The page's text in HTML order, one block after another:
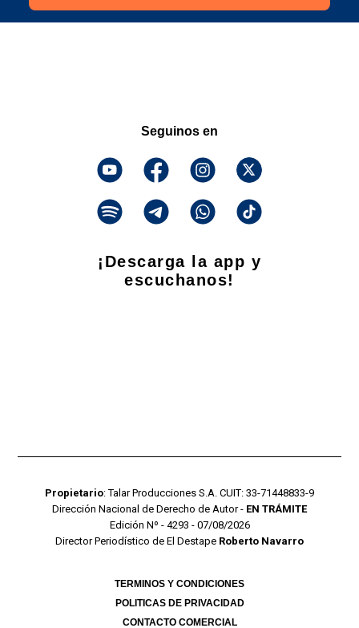
Seguinos en
¡Descarga la app y
escuchanos!
Propietario: Talar Producciones S.A. CUIT: 33-71448833-9
Dirección Nacional de Derecho de Autor - EN TRÁMITE
Edición Nº - 4293 - 07/08/2026
Director Periodístico de El Destape Roberto Navarro
TERMINOS Y CONDICIONES
POLITICAS DE PRIVACIDAD
CONTACTO COMERCIAL